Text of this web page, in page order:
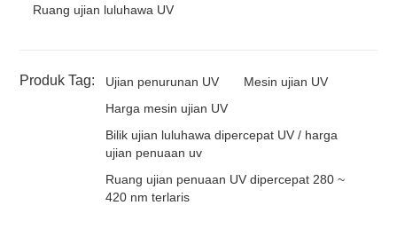
Ruang ujian luluhawa UV
Produk Tag: Ujian penurunan UV
Mesin ujian UV
Harga mesin ujian UV
Bilik ujian luluhawa dipercepat UV / harga
ujian penuaan uv
Ruang ujian penuaan UV dipercepat 280 ~
420 nm terlaris